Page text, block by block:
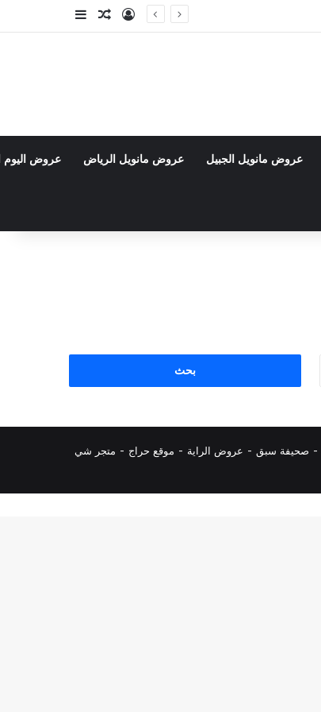
تسجيل الدخول
مقال عشوائي
إضافة عمود
عروض مانويل الجبيل عروض مانويل الرياض عروض اليوم
- صحيفة سبق - عروض الراية - موقع حراج - متجر شي